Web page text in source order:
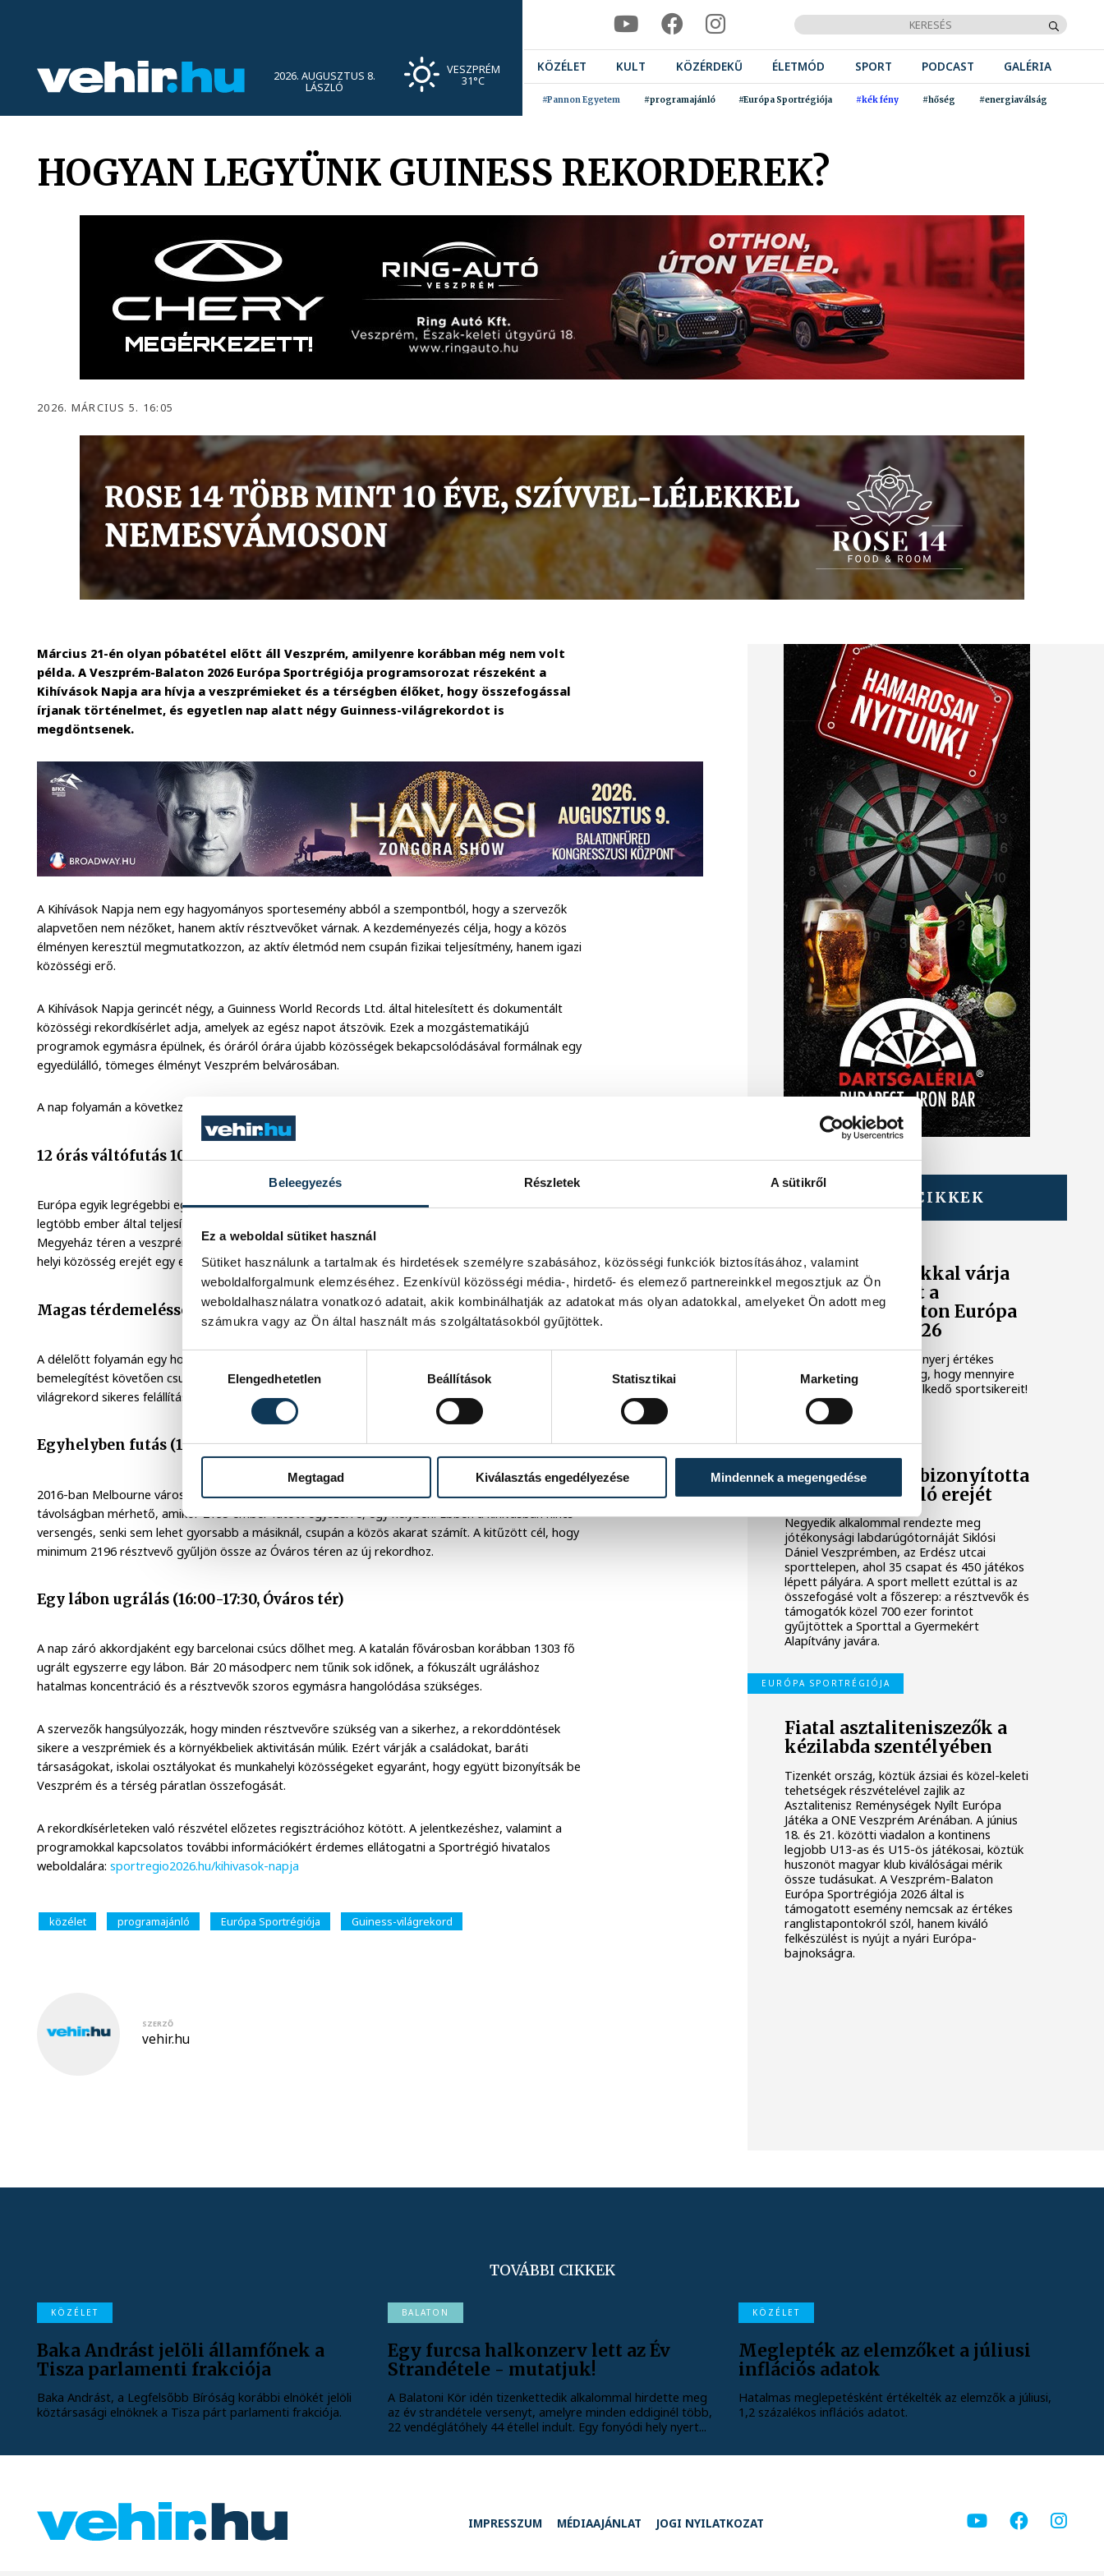
Beleegyezés Részletek A sütikről
Ez a weboldal sütiket használ
Sütiket használunk a tartalmak és hirdetések személyre szabásához, közösségi funkciók biztosításához, valamint
weboldalforgalmunk elemzéséhez. Ezenkívül közösségi média-, hirdető- és elemező partnereinkkel megosztjuk az Ön
weboldalhasználatra vonatkozó adatait, akik kombinálhatják az adatokat más olyan adatokkal, amelyeket Ön adott meg
számukra vagy az Ön által használt más szolgáltatásokból gyűjtöttek.
Hozzájárulás kiválasztása
Elengedhetetlen
Beállítások Statisztikai Marketing
Megtagad Kiválasztás engedélyezése Mindennek a megengedése
2026. AUGUSZTUS 8.
LÁSZLÓ
VESZPRÉM
31°C
KÖZÉLET KULT KÖZÉRDEKŰ ÉLETMÓD SPORT PODCAST GALÉRIA
#Pannon Egyetem #programajánló #Európa Sportrégiója #kék fény #hőség #energiaválság
HOGYAN LEGYÜNK GUINESS REKORDEREK?
2026. MÁRCIUS 5. 16:05
Március 21-én olyan póbatétel előtt áll Veszprém, amilyenre korábban még nem volt
példa. A Veszprém-Balaton 2026 Európa Sportrégiója programsorozat részeként a
Kihívások Napja ara hívja a veszprémieket és a térségben élőket, hogy összefogással
írjanak történelmet, és egyetlen nap alatt négy Guinness-világrekordot is
megdöntsenek.
A Kihívások Napja nem egy hagyományos sportesemény abból a szempontból, hogy a szervezők
alapvetően nem nézőket, hanem aktív résztvevőket várnak. A kezdeményezés célja, hogy a közös
élményen keresztül megmutatkozzon, az aktív életmód nem csupán fizikai teljesítmény, hanem igazi
közösségi erő.
A Kihívások Napja gerincét négy, a Guinness World Records Ltd. által hitelesített és dokumentált
közösségi rekordkísérlet adja, amelyek az egész napot átszövik. Ezek a mozgástematikájú
programok egymásra épülnek, és óráról órára újabb közösségek bekapcsolódásával formálnak egy
egyedülálló, tömeges élményt Veszprém belvárosában.
A nap folyamán a következő világrekordok megdöntésére tesz kísérletet a város:
12 órás váltófutás 100 méteren (8:00-20:00, Megyeház tér)
Európa egyik legrégebbi egyetemi városa, Padova 2013-ban 2405 fő részvételével állította fel a
legtöbb ember által teljesített 12 órás, 100 méteres váltófutás világrekordját. Március 21-én a
Megyeház téren a veszprémieken a sor, hogy túlszárnyalják ezt a teljesítményt, és bizonyítsák a
helyi közösség erejét egy egész napos, folyamatos váltófutás keretében.
Magas térdemeléssel futás (9:30-11:00, Óváros tér)
A délelőtt folyamán egy hongkongi csúcs megdöntése a cél. A feladat az Óváros téren egy közös
bemelegítést követően csupán 30 másodpercig tartó, szinkronizált magas térdemelés lesz. A
világrekord sikeres felállításához minimum 673 embernek kell egyszerre, egy ritmusra mozognia.
Egyhelyben futás (14:00-15:30, Óváros tér)
2016-ban Melbourne városa mutatta meg a világnak, hogy a haladás nem feltétlenül a megtett
távolságban mérhető, amikor 2195 ember futott egyszerre, egy helyben. Ebben a kihívásban nincs
versengés, senki sem lehet gyorsabb a másiknál, csupán a közös akarat számít. A kitűzött cél, hogy
minimum 2196 résztvevő gyűljön össze az Óváros téren az új rekordhoz.
Egy lábon ugrálás (16:00-17:30, Óváros tér)
A nap záró akkordjaként egy barcelonai csúcs dőlhet meg. A katalán fővárosban korábban 1303 fő
ugrált egyszerre egy lábon. Bár 20 másodperc nem tűnik sok időnek, a fókuszált ugráláshoz
hatalmas koncentráció és a résztvevők szoros egymásra hangolódása szükséges.
A szervezők hangsúlyozzák, hogy minden résztvevőre szükség van a sikerhez, a rekorddöntések
sikere a veszprémiek és a környékbeliek aktivitásán múlik. Ezért várják a családokat, baráti
társaságokat, iskolai osztályokat és munkahelyi közösségeket egyaránt, hogy együtt bizonyítsák be
Veszprém és a térség páratlan összefogását.
A rekordkísérleteken való részvétel előzetes regisztrációhoz kötött. A jelentkezéshez, valamint a
programokkal kapcsolatos további információkért érdemes ellátogatni a Sportrégió hivatalos
weboldalára:sportregio2026.hu/kihivasok-napja
közélet programajánló Európa Sportrégiója Guiness-világrekord
SZERZŐ
vehir.hu
TOVÁBBI CIKKEK
EURÓPA SPORTRÉGIÓJA
Sportkvízzel és
nyereményjátékkal várja
az érdeklődőket a
Veszprém–Balaton Európa
Sportrégiója 2026
Tedd próbára magad és nyerj értékes
ajándékokat! Mutasd meg, hogy mennyire
ismered Veszprém kiemelkedő sportsikereit!
A futball ismét bizonyította
közösségformáló erejét
Negyedik alkalommal rendezte meg
jótékonysági labdarúgótornáját Siklósi
Dániel Veszprémben, az Erdész utcai
sporttelepen, ahol 35 csapat és 450 játékos
lépett pályára. A sport mellett ezúttal is az
összefogásé volt a főszerep: a résztvevők és
támogatók közel 700 ezer forintot
gyűjtöttek a Sporttal a Gyermekért
Alapítvány javára.
EURÓPA SPORTRÉGIÓJA
Fiatal asztaliteniszezők a
kézilabda szentélyében
Tizenkét ország, köztük ázsiai és közel-keleti
tehetségek részvételével zajlik az
Asztalitenisz Reménységek Nyílt Európa
Játéka a ONE Veszprém Arénában. A június
18. és 21. közötti viadalon a kontinens
legjobb U13-as és U15-ös játékosai, köztük
huszonöt magyar klub kiválóságai mérik
össze tudásukat. A Veszprém-Balaton
Európa Sportrégiója 2026 által is
támogatott esemény nemcsak az értékes
ranglistapontokról szól, hanem kiváló
felkészülést is nyújt a nyári Európa-
bajnokságra.
TOVÁBBI CIKKEK
KÖZÉLET
Baka Andrást jelöli államfőnek a
Tisza parlamenti frakciója
Baka Andrást, a Legfelsőbb Bíróság korábbi elnökét jelöli
köztársasági elnöknek a Tisza párt parlamenti frakciója.
BALATON
Egy furcsa halkonzerv lett az Év
Strandétele - mutatjuk!
A Balatoni Kör idén tizenkettedik alkalommal hirdette meg
az év strandétele versenyt, amelyre minden eddiginél több,
22 vendéglátóhely 44 étellel indult. Egy fonyódi hely nyert...
KÖZÉLET
Meglepték az elemzőket a júliusi
inflációs adatok
Hatalmas meglepetésként értékelték az elemzők a júliusi,
1,2 százalékos inflációs adatot.
IMPRESSZUM MÉDIAAJÁNLAT JOGI NYILATKOZAT